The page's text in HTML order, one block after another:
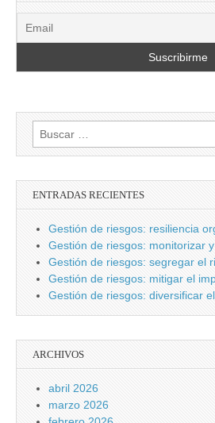
Buscar:
ENTRADAS RECIENTES
Gestión de riesgos: resiliencia
Gestión de riesgos: monitorizar
Gestión de riesgos: segregar el
Gestión de riesgos: mitigar el
Gestión de riesgos: diversificar
ARCHIVOS
abril 2026
marzo 2026